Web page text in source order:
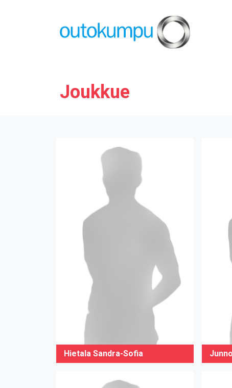
Joukkue
Hietala Sandra-Sofia